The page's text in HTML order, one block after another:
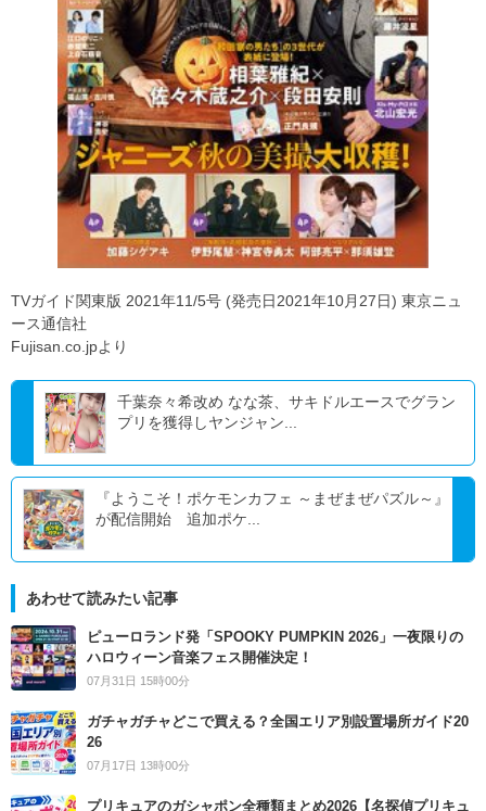
TVガイド関東版 2021年11/5号 (発売日2021年10月27日) 東京ニュ
ース通信社
Fujisan.co.jpより
千葉奈々希改め なな茶、サキドルエースでグラン
プリを獲得しヤンジャン...
『ようこそ！ポケモンカフェ ～まぜまぜパズル～』
が配信開始 追加ポケ...
あわせて読みたい記事
ピューロランド発「SPOOKY PUMPKIN 2026」一夜限りの
ハロウィーン音楽フェス開催決定！
07月31日 15時00分
ガチャガチャどこで買える？全国エリア別設置場所ガイド20
26
07月17日 13時00分
プリキュアのガシャポン全種類まとめ2026【名探偵プリキュ